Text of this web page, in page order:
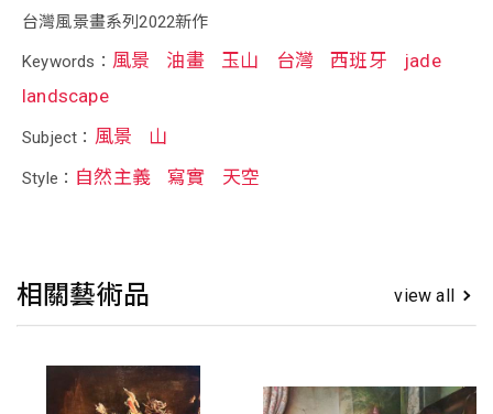
台灣風景畫系列2022新作
Keywords： 風景 油畫 玉山 台灣 西班牙
jade
landscape
Subject： 風景 山
Style： 自然主義 寫實 天空
相關藝術品 view all